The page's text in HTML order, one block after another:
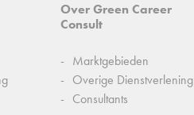
Over Green Career
Consult
Marktgebieden
Overige Dienstverlening
Consultants